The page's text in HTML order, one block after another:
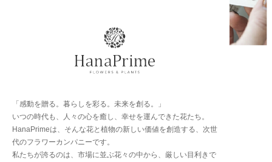
「感動を贈る。暮らしを彩る。未来を創る。」
いつの時代も、人々の心を癒し、幸せを運んできた花たち。
HanaPrimeは、そんな花と植物の新しい価値を創造する、次世
代のフラワーカンパニーです。
私たちが誇るのは、市場に並ぶ花々の中から、厳しい目利きで